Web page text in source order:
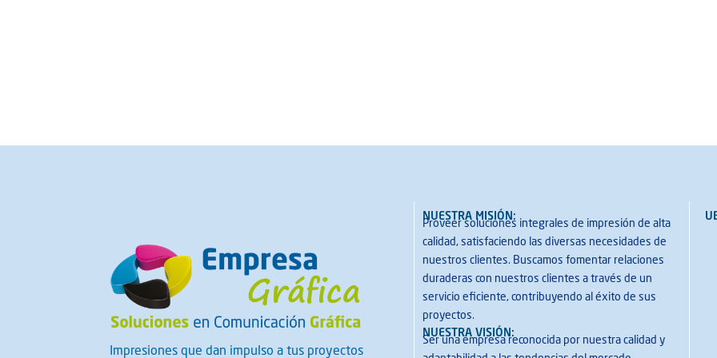
Impresiones que dan impulso a tus proyectos
NUESTRA MISIÓN:
Proveer soluciones integrales de impresión de alta
calidad, satisfaciendo las diversas necesidades de
nuestros clientes. Buscamos fomentar relaciones
duraderas con nuestros clientes a través de un
servicio eficiente, contribuyendo al éxito de sus
proyectos.
NUESTRA VISIÓN:
Ser una empresa reconocida por nuestra calidad y